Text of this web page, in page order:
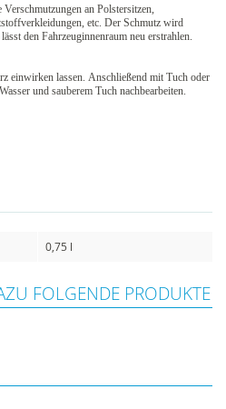
an Polstersitzen,
etc. Der Schmutz wird
den Fahrzeuginnenraum neu erstrahlen.
einwirken lassen. Anschließend mit Tuch oder
und sauberem Tuch nachbearbeiten.
0,75 l
FOLGENDE PRODUKTE